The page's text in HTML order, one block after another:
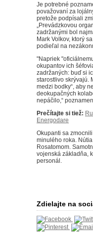
Je potrebné
považovaní za
pretože podpísali
„Prevádzkovou
zadržanými bol
Mark Volkov, ktorý
podieľal na
"Napriek
okupantov ich
zadržaných: buď si
starostlivo skrývajú.
medzi bodky“, aby
deokupačných
nepáčilo,“
Prečítajte si tiež:
Energodare
Okupanti sa
minulého roka.
Rosatomom.
vojenská základňa,
personál.
Zdielajte na